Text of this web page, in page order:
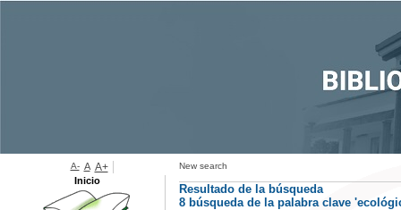
New search
Resultado de la búsqueda
8 búsqueda de la palabra clave
A- A A+
Inicio